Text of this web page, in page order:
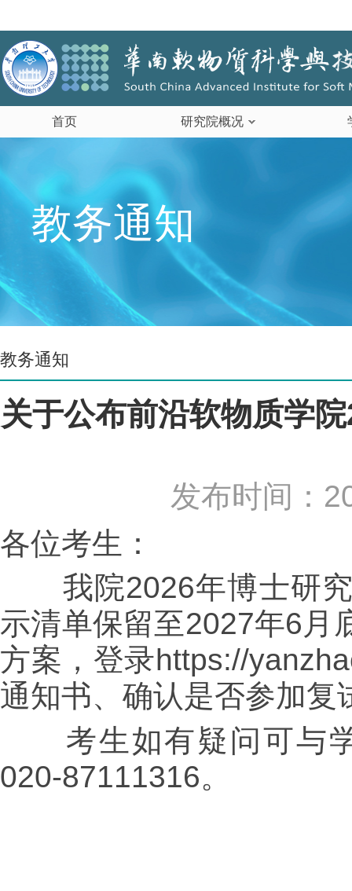
首页 研究院概况
教务通知
教务通知
关于公布前沿软物质学
发布时间
各位考生：
我院2026年博士研究
示清单保留至2027年6月
方案，登录https://
通知书、确认是否参加复
考生如有疑问可与学
020-87111316。